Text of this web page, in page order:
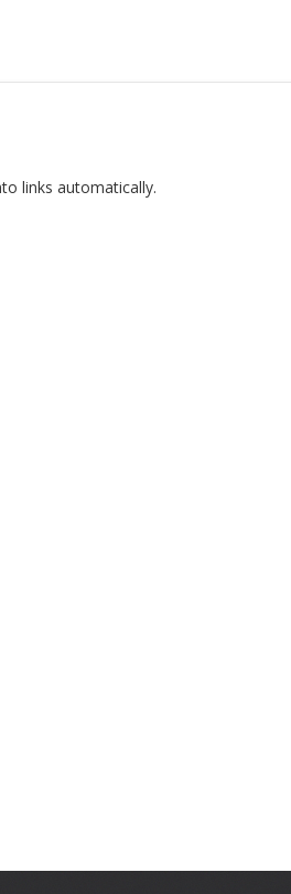
links automatically.